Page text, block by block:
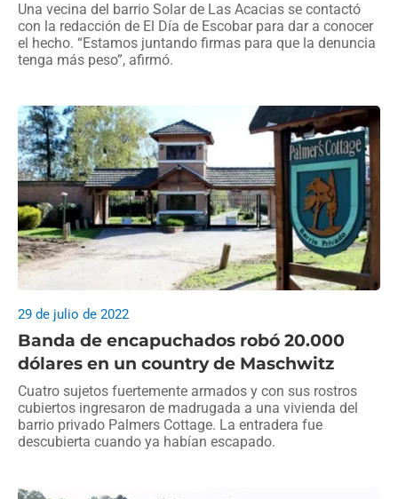
Una vecina del barrio Solar de Las Acacias se contactó
con la redacción de El Día de Escobar para dar a conocer
el hecho. “Estamos juntando firmas para que la denuncia
tenga más peso”, afirmó.
Banda de encapuchados robó 20.000
dólares en un country de Maschwitz
29 de julio de 2022
Cuatro sujetos fuertemente armados y con sus rostros
cubiertos ingresaron de madrugada a una vivienda del
barrio privado Palmers Cottage. La entradera fue
descubierta cuando ya habían escapado.